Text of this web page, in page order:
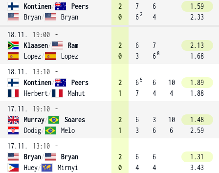
Kontinen/
Peers
Bryan/ Bryan
2
0
7
62
6
4
1.59
2.33
18.11. 19:00
-
Klaasen/
Ram
Lopez/ Lopez
2
0
6
3
7
68
2.13
1.68
18.11.
13:10
-
Kontinen/
Peers
Herbert/ Mahut
2
1
6 5
7
6
4
10
4
1.89
1.88
17.11.
19:10
-
Murray/
Soares
Dodig/ Melo
2
1
6
3
3
6
10
6
1.48
2.59
17.11.
13:10
-
Bryan/
Bryan
Huey/ Mirnyi
2
0
6
4
6
4
1.31
3.43